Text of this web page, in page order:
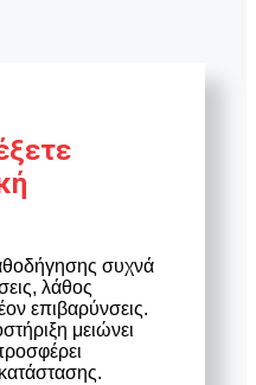
συχνά
λάθος
επιβαρύνσεις.
μειώνει